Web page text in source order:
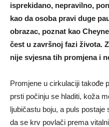
isprekidano, nepravilno,
kao da osoba pravi duge
obrazac, poznat kao
čest u završnoj fazi života.
nije svjesna tih promjena i
Promjene u cirkulaciji takođe
prsti počinju se hladiti, koža
ljubičastu boju, a puls
da se krv povlači prema